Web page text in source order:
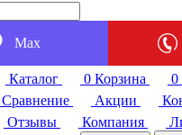
Max
Каталог 0 Корзина 0
Сравнение Акции
Отзывы Компания